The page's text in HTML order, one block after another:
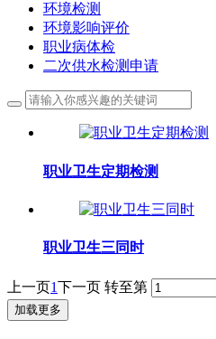
环境检测
环境影响评价
职业病体检
二次供水检测申请
职业卫生定期检测
职业卫生三同时
上一页1下一页 转至第
加载更多